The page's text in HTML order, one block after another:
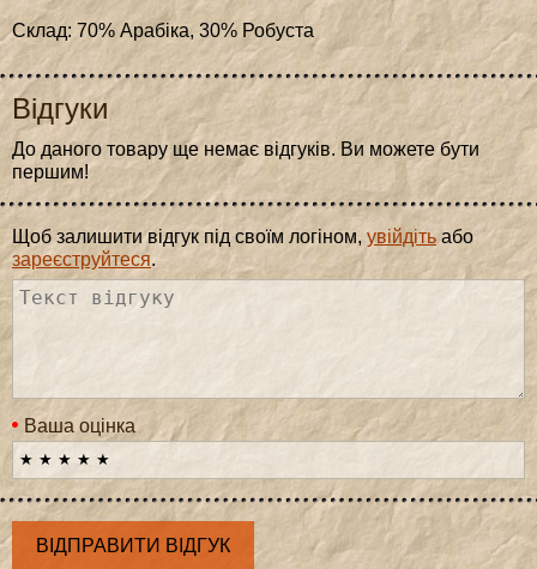
Склад: 70% Арабіка, 30% Робуста
Відгуки
До даного товару ще немає відгуків. Ви можете бути
першим!
Щоб залишити відгук під своїм логіном, увійдіть або
зареєструйтеся.
Ваша оцінка